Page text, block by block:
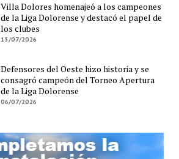
Villa Dolores homenajeó a los campeones
de la Liga Dolorense y destacó el papel de
los clubes
15/07/2026
Defensores del Oeste hizo historia y se
consagró campeón del Torneo Apertura
de la Liga Dolorense
06/07/2026